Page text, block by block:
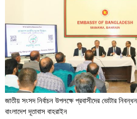
জাতীয় সংসদ নির্বাচন উপলক্ষে প্রবাসীদের ভোটার
বাংলাদেশ দূতাবাস বাহরাইন